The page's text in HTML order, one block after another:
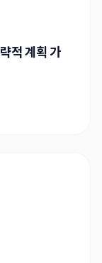
적 계획 가